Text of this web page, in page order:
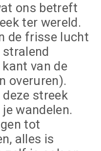
ons betreft
ter wereld.
de frisse lucht
van de
overuren).
streek
wandelen.
tot
alles is